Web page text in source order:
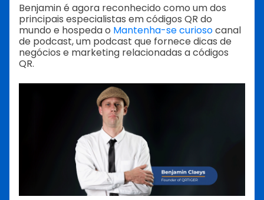
Benjamin é agora reconhecido como um dos
principais especialistas em códigos QR do
mundo e hospeda o Mantenha-se curiosocanal
de podcast, um podcast que fornece dicas de
negócios e marketing relacionadas a códigos
QR.